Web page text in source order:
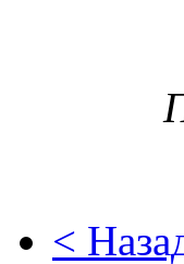
<